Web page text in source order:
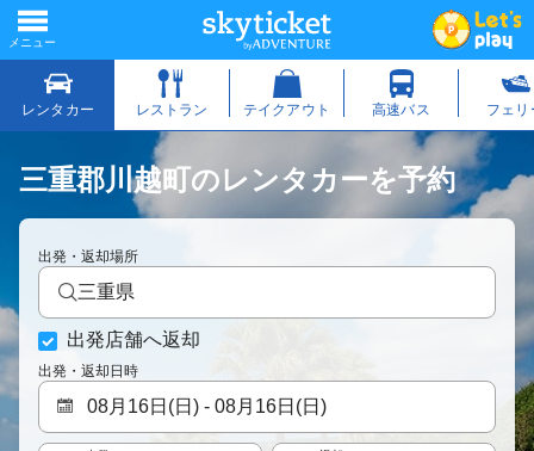
三重郡川越町のレンタカーを予約
出発・返却場所
三重県
出発店舗へ返却
出発・返却日時